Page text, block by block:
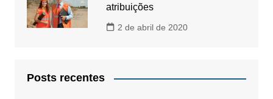
atribuições
2 de abril de 2020
Posts recentes